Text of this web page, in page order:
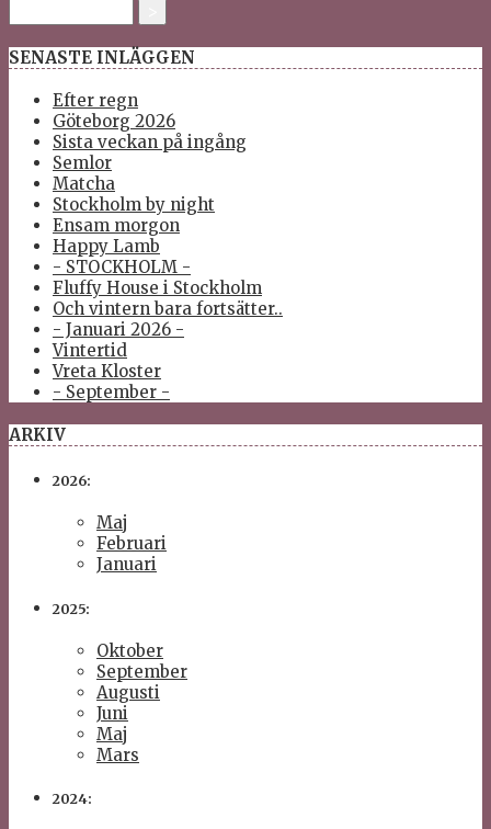
SENASTE INLÄGGEN
Efter regn
Göteborg 2026
Sista veckan på ingång
Semlor
Matcha
Stockholm by night
Ensam morgon
Happy Lamb
- STOCKHOLM -
Fluffy House i Stockholm
Och vintern bara fortsätter..
- Januari 2026 -
Vintertid
Vreta Kloster
- September -
ARKIV
2026:
Maj
Februari
Januari
2025:
Oktober
September
Augusti
Juni
Maj
Mars
2024: